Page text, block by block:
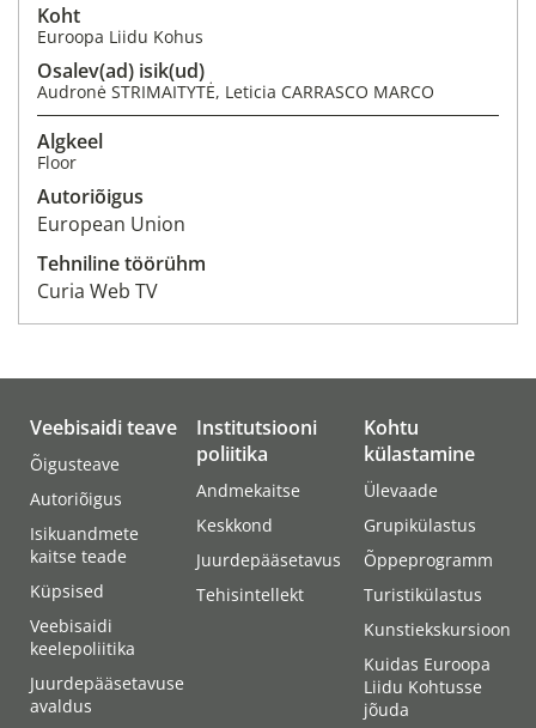
Koht
Euroopa Liidu Kohus
Osalev(ad) isik(ud)
Audronė STRIMAITYTĖ, Leticia CARRASCO MARCO
Algkeel
Floor
Autoriõigus
European Union
Tehniline töörühm
Curia Web TV
Veebisaidi teave
Õigusteave
Autoriõigus
Isikuandmete
kaitse teade
Küpsised
Veebisaidi
keelepoliitika
Juurdepääsetavuse
avaldus
Institutsiooni
poliitika
Andmekaitse
Keskkond
Juurdepääsetavus
Tehisintellekt
Kohtu
külastamine
Ülevaade
Grupikülastus
Õppeprogramm
Turistikülastus
Kunstiekskursioon
Kuidas Euroopa
Liidu Kohtusse
jõuda